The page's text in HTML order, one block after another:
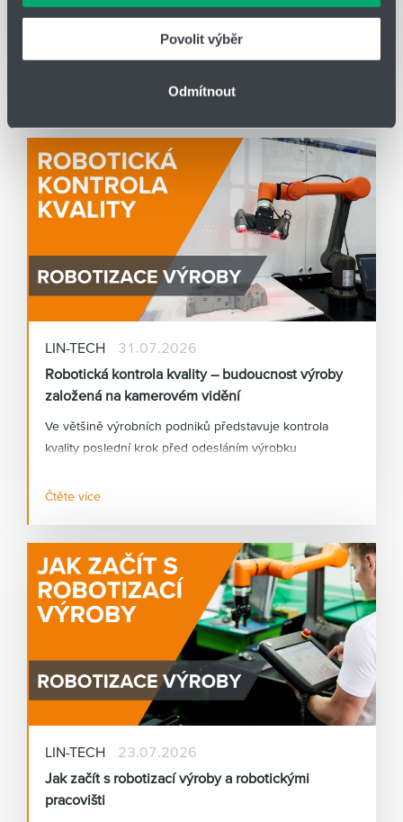
Povolit výběr
Odmítnout
Děkujeme za pochopení a těšíme se na další společné
republice.
LIN-TECH
31.07.2026
Robotická kontrola kvality – budoucnost výroby
založená na kamerovém vidění
Ve většině výrobních podniků představuje kontrola
kvality poslední krok před odesláním výrobku
lidském faktoru. Únava, rozdílné zkušenosti operátorů
Čtěte více
LIN-TECH
23.07.2026
Jak začít s robotizací výroby a robotickými
pracovišti